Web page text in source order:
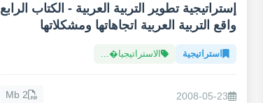
إستراتيجية تطوير التربية العربية - الكتاب الرابع
واقع التربية العربية اتجاهاتها ومشكلاتها
استراتيجية الاستراتيجيا�...
2008-05-23
2 Mb